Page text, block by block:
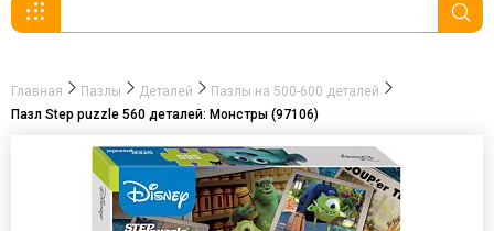
Главная Пазлы Деталей
Пазлы на 500-600 деталей
Пазл Step puzzle 560 деталей: Монстры (97106)